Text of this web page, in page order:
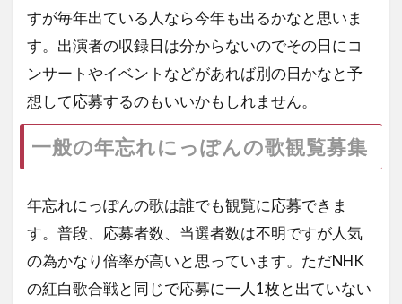
すが毎年出ている人なら今年も出るかなと思いま
す。出演者の収録日は分からないのでその日にコ
ンサートやイベントなどがあれば別の日かなと予
想して応募するのもいいかもしれません。
一般の年忘れにっぽんの歌観覧募集
年忘れにっぽんの歌は誰でも観覧に応募できま
す。普段、応募者数、当選者数は不明ですが人気
の為かなり倍率が高いと思っています。ただNHK
の紅白歌合戦と同じで応募に一人1枚と出ていない